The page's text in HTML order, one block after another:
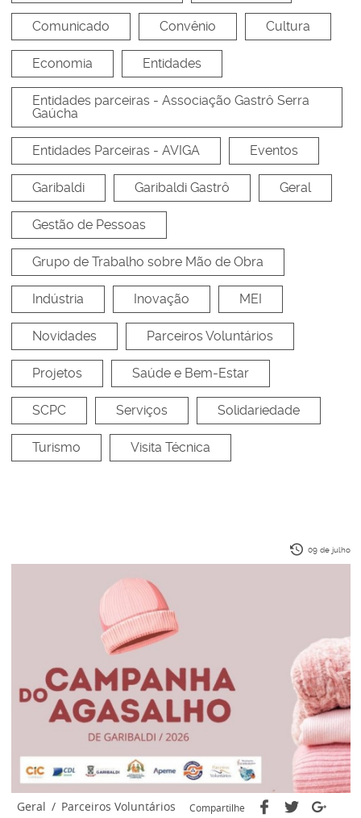
Comunicado Convênio Cultura
Economia Entidades
Entidades parceiras - Associação Gastrô Serra
Gaúcha
Entidades Parceiras - AVIGA Eventos
Garibaldi Garibaldi Gastrô Geral
Gestão de Pessoas
Grupo de Trabalho sobre Mão de Obra
Indústria Inovação MEI
Novidades Parceiros Voluntários
Projetos Saúde e Bem-Estar
SCPC Serviços Solidariedade
Turismo Visita Técnica
09 de julho
Geral / Parceiros Voluntários Compartilhe